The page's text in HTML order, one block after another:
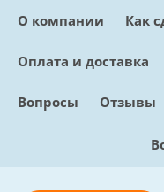
О компании Как
Оплата и доставка
Вопросы Отзывы